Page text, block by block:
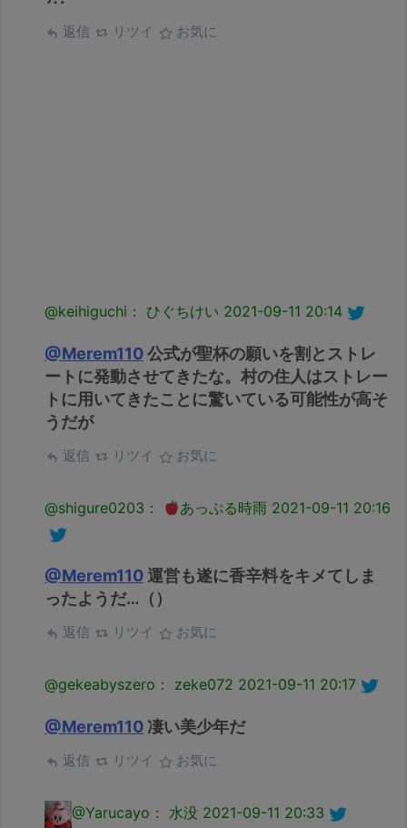
返信 リツイ お気に
@keihiguchi： ひぐちけい 2021-09-11 20:14
@Merem110公式が聖杯の願いを割とストレ
ートに発動させてきたな。村の住人はストレー
トに用いてきたことに驚いている可能性が高そ
うだが
返信 リツイ お気に
@shigure0203： あっぷる時雨 2021-09-11 20:16
@Merem110運営も遂に香辛料をキメてしま
ったようだ…（）
返信 リツイ お気に
@gekeabyszero： zeke072 2021-09-11 20:17
@Merem110凄い美少年だ
返信 リツイ お気に
@Yarucayo： 水没 2021-09-11 20:33